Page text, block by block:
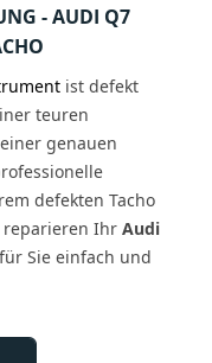
- AUDI Q7
ist defekt
teuren
genauen
defekten Tacho
Ihr Audi
Sie einfach und